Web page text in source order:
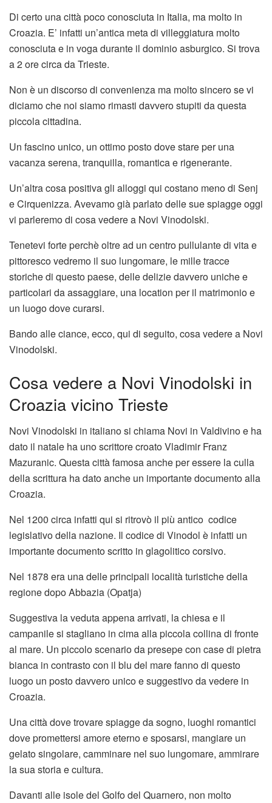
Di certo una città poco conosciuta in Italia, ma molto in
Croazia. E’ infatti un’antica meta di villeggiatura molto
conosciuta e in voga durante il dominio asburgico. Si trova
a 2 ore circa da Trieste.
Non è un discorso di convenienza ma molto sincero se vi
diciamo che noi siamo rimasti davvero stupiti da questa
piccola cittadina.
Un fascino unico, un ottimo posto dove stare per una
vacanza serena, tranquilla, romantica e rigenerante.
Un’altra cosa positiva gli alloggi qui costano meno di Senj
e Cirquenizza. Avevamo già parlato delle sue spiagge oggi
vi parleremo di cosa vedere a Novi Vinodolski.
Tenetevi forte perchè oltre ad un centro pullulante di vita e
pittoresco vedremo il suo lungomare, le mille tracce
storiche di questo paese, delle delizie davvero uniche e
particolari da assaggiare, una location per il matrimonio e
un luogo dove curarsi.
Bando alle ciance, ecco, qui di seguito, cosa vedere a Novi
Vinodolski.
Cosa vedere a Novi Vinodolski in
Croazia vicino Trieste
Novi Vinodolski in italiano si chiama Novi in Valdivino e ha
dato il natale ha uno scrittore croato Vladimir Franz
Mazuranic. Questa città famosa anche per essere la culla
della scrittura ha dato anche un importante documento alla
Croazia.
Nel 1200 circa infatti qui si ritrovò il più antico codice
legislativo della nazione. Il codice di Vinodol è infatti un
importante documento scritto in glagolitico corsivo.
Nel 1878 era una delle principali località turistiche della
regione dopo Abbazia (Opatja)
Suggestiva la veduta appena arrivati, la chiesa e il
campanile si stagliano in cima alla piccola collina di fronte
al mare. Un piccolo scenario da presepe con case di pietra
bianca in contrasto con il blu del mare fanno di questo
luogo un posto davvero unico e suggestivo da vedere in
Croazia.
Una città dove trovare spiagge da sogno, luoghi romantici
dove promettersi amore eterno e sposarsi, mangiare un
gelato singolare, camminare nel suo lungomare, ammirare
la sua storia e cultura.
Davanti alle isole del Golfo del Quarnero, non molto